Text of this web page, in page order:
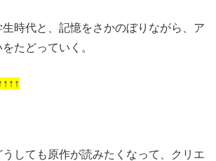
時代と、記憶をさかのぼりながら、ア
たどっていく。
しても原作が読みたくなって、クリエ